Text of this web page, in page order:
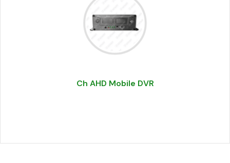
Ch AHD Mobile DVR